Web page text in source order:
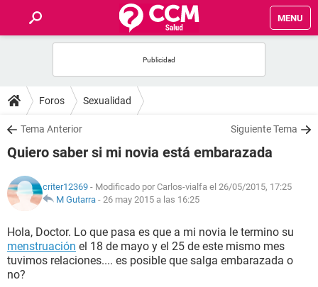
MENU
FOROS
SALUD
FAMILIA
NUTRICIÓN
BIENESTAR
SEXUALIDAD
Foros Sexualidad
Tema Anterior Siguiente Tema
Quiero saber si mi novia está embarazada
criter12369 - Modificado por Carlos-vialfa el 26/05/2015, 17:25
M Gutarra - 26 may 2015 a las 16:25
Hola, Doctor. Lo que pasa es que a mi novia le termino su
menstruación el 18 de mayo y el 25 de este mismo mes
tuvimos relaciones.... es posible que salga embarazada o
no?